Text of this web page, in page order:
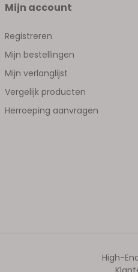
Mijn account
Registreren
Mijn bestellingen
Mijn verlanglijst
Vergelijk producten
Herroeping aanvragen
High-